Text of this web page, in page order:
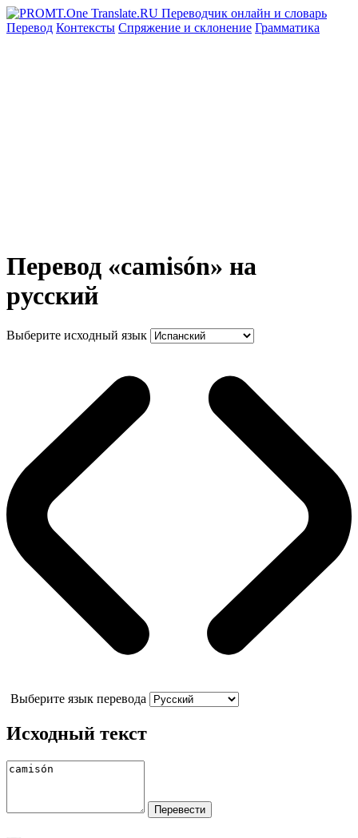
Перевод Контексты Спряжение и склонение Грамматика
Перевод «camisón» на
русский
Выберите исходный язык
Выберите язык перевода
Исходный текст